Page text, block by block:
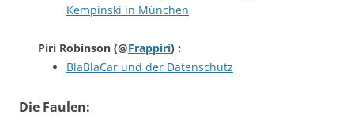
Kempinski in München
Piri Robinson (@Frappiri) :
BlaBlaCar und der Datenschutz
Die Faulen: